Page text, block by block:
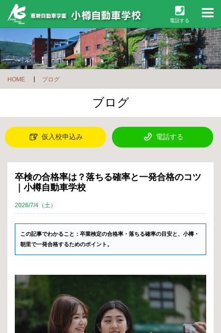
電話する
HOME ブログ
ブログ
仮入校申込み 電話する
卒検の合格率は？落ちる確率と一発合格のコツ
｜小樽自動車学校
2026/7/4（土）
この記事でわかること：卒業検定の合格率・落ちる確率の目安と、小樽・
朝里で一発合格するためのポイント。